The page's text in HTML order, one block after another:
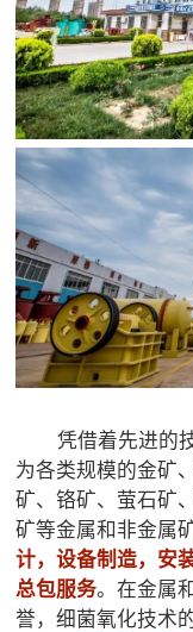
凭借着先进的技
为各类规模的金矿
矿、铬矿、萤石矿
矿等金属和非金属
计，设备制造，安
总包服务。在金属
誉，细菌氧化技术